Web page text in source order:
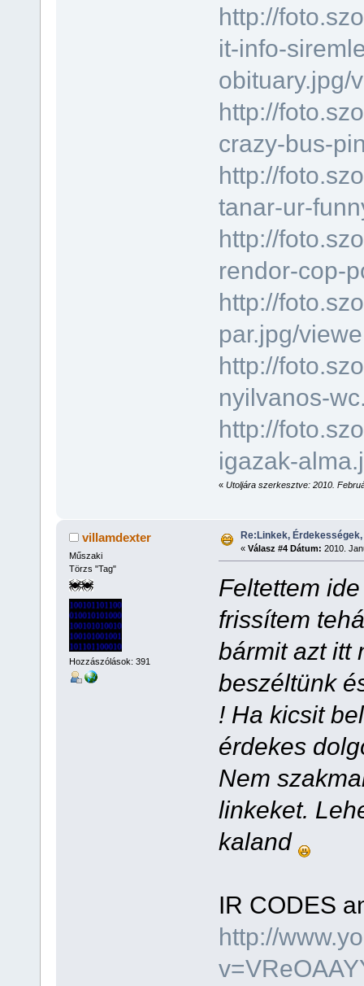
http://
it-info-
obituary.jpg/
http://
crazy-bus-
http://
tanar-ur-
http://
rendor-cop-
http://
par.jpg/
http://
nyilvanos-
http://
igazak-
« Utoljára szerkesztve: 2010.
villamdexter
Műszaki
Törzs "Tag"
Hozzászólások: 391
Re:Linkek,
« Válasz #4 Dátum: 2010.
Feltettem
frissítem
bármit azt itt
beszéltünk
! Ha kicsit
érdekes
Nem
linkeket.
kaland
IR CODES
http://